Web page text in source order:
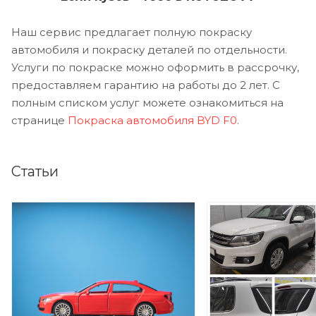
Наш сервис предлагает полную покраску
автомобиля и покраску деталей по отдельности.
Услуги по покраске можно оформить в рассрочку,
предоставляем гарантию на работы до 2 лет. С
полным списком услуг можете ознакомиться на
странице Покраска автомобиля BYD F0.
Статьи